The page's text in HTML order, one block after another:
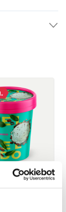
Tarrina
limón con